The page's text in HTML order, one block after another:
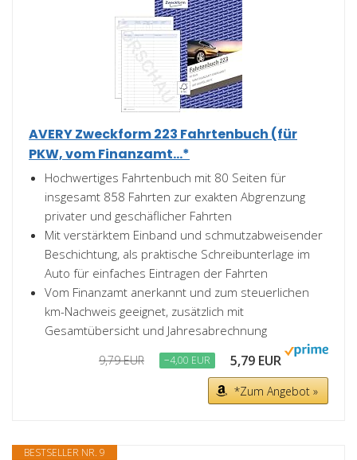
AVERY Zweckform 223 Fahrtenbuch (für
PKW, vom Finanzamt...*
Hochwertiges Fahrtenbuch mit 80 Seiten für
insgesamt 858 Fahrten zur exakten Abgrenzung
privater und geschäflicher Fahrten
Mit verstärktem Einband und schmutzabweisender
Beschichtung, als praktische Schreibunterlage im
Auto für einfaches Eintragen der Fahrten
Vom Finanzamt anerkannt und zum steuerlichen
km-Nachweis geeignet, zusätzlich mit
Gesamtübersicht und Jahresabrechnung
9,79 EUR −4,00 EUR 5,79 EUR
*Zum Angebot »
BESTSELLER NR. 9